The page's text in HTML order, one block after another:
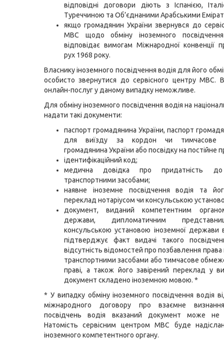
відповідні договори діють з Іспанією,
Туреччиною та Об’єднаними Арабськими
якщо громадянин України звернувся до
МВС щодо обміну іноземного
відповідає вимогам Міжнародної конвенції
рух 1968 року.
Власнику іноземного посвідчення водія для його
особисто звернутися до сервісного центру МВС.
онлайн-послуг у даному випадку неможливе.
Для обміну іноземного посвідчення водія на
надати такі документи:
паспорт громадянина України, паспорт
для виїзду за кордон чи тимчасове
громадянина України або посвідку на постійне
ідентифікаційний код;
медична довідка про придатність до
транспортними засобами;
наявне іноземне посвідчення водія та
переклад нотаріусом чи консульською
документ, виданий компетентним
держави, дипломатичним
консульською установою іноземної держави
підтверджує факт видачі такого
відсутність відомостей про позбавлення права
транспортними засобами або тимчасове
праві, а також його завірений переклад у
документ складено іноземною мовою. *
* У випадку обміну іноземного посвідчення водія
міжнародного договору про взаємне
посвідчень водія вказаний документ може не
Натомість сервісним центром МВС буде
іноземного компетентного органу.